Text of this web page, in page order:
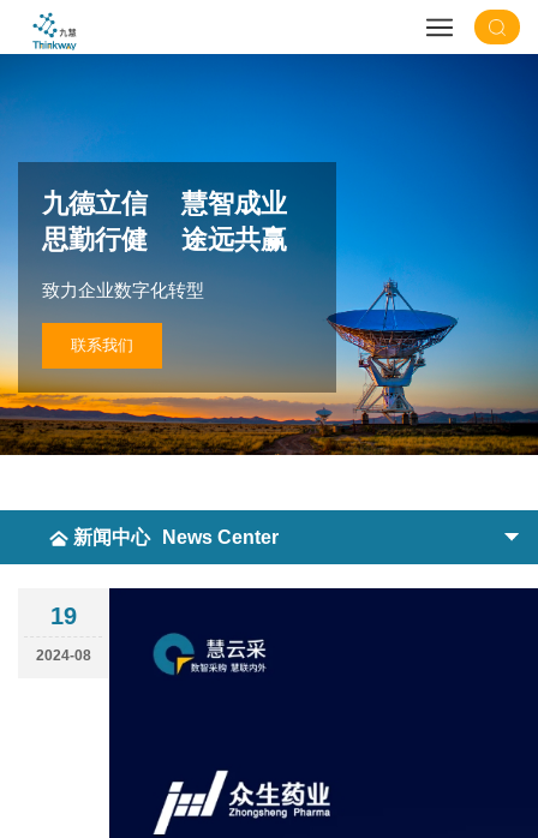
九德立信 慧智成业
思勤行健 途远共赢
致力企业数字化转型
联系我们
新闻中心 News Center
19
2024-08